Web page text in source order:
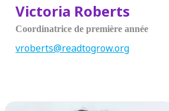
Victoria Roberts
Coordinatrice de première année
vroberts@readtogrow.org